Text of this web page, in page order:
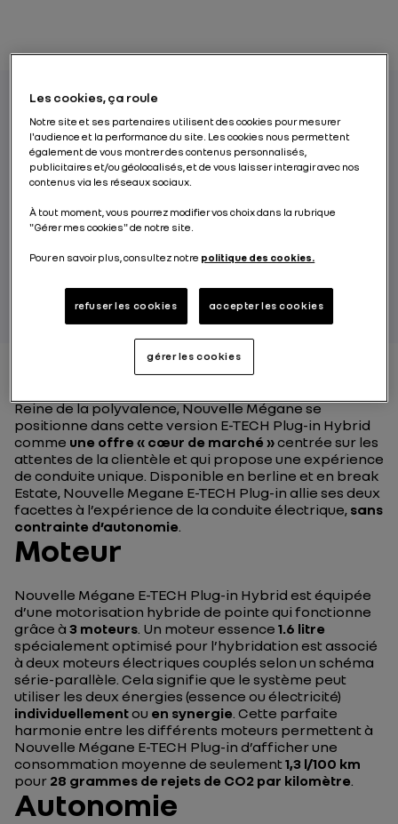
Renault introduit sa motorisation hybride
rechargeable révolutionnaire E-TECH Plug-
in sur Nouvelle Mégane, qui offre ainsi une
polyvalence maximale en répondant à tous
les besoins.
Reine de la polyvalence, Nouvelle Mégane se
positionne dans cette version E-TECH Plug-in Hybrid
comme une offre « cœur de marché »centrée sur les
attentes de la clientèle et qui propose une expérience
de conduite unique. Disponible en berline et en break
Estate, Nouvelle Megane E-TECH Plug-in allie ses deux
facettes à l’expérience de la conduite électrique, sans
contrainte d’autonomie.
Moteur
Nouvelle Mégane E-TECH Plug-in Hybrid est équipée
d’une motorisation hybride de pointe qui fonctionne
grâce à 3 moteurs. Un moteur essence 1.6 litre
spécialement optimisé pour l’hybridation est associé
à deux moteurs électriques couplés selon un schéma
série-parallèle. Cela signifie que le système peut
utiliser les deux énergies (essence ou électricité)
individuellementou en synergie. Cette parfaite
harmonie entre les différents moteurs permettent à
Nouvelle Mégane E-TECH Plug-in d’afficher une
consommation moyenne de seulement1,3 l/100 km
pour 28 grammes de rejets de CO2 par kilomètre.
Autonomie
Les cookies, ça roule
Notre site et ses partenaires utilisent des cookies pour mesurer
l'audience et la performance du site. Les cookies nous permettent
également de vous montrer des contenus personnalisés,
publicitaires et/ou géolocalisés, et de vous laisser interagir avec nos
contenus via les réseaux sociaux.
À tout moment, vous pourrez modifier vos choix dans la rubrique
"Gérer mes cookies" de notre site.
Pour en savoir plus, consultez notre politique des cookies.
refuser les cookies accepter les cookies
gérer les cookies